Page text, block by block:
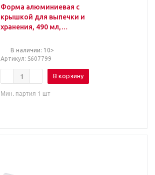
Форма алюминиевая с
крышкой для выпечки и
хранения, 490 мл,
150х124 мм, LAIMA,
607799
В наличии: 10>
Артикул: S607799
В корзину
Мин. партия 1 шт